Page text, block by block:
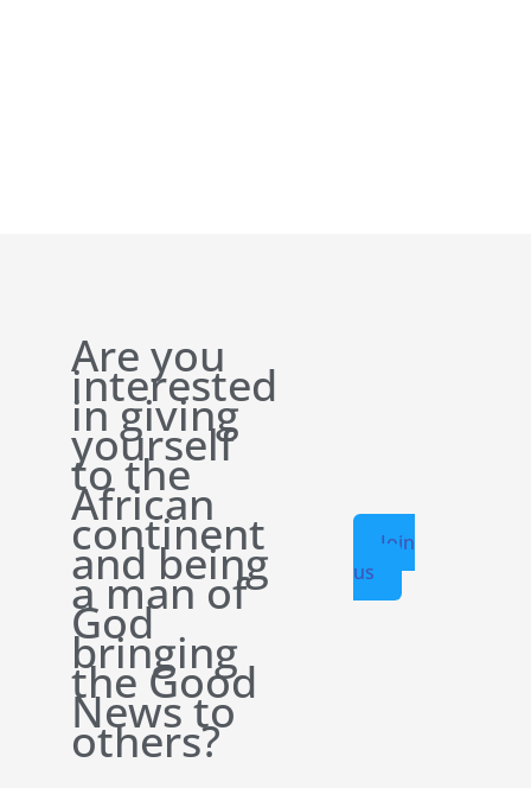
Are you
interested
in giving
yourself
to the
African
continent
and being
a man of
God
bringing
the Good
News to
others?
Join
us